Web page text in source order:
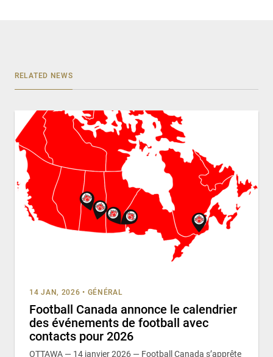
RELATED NEWS
14 JAN, 2026 • GÉNÉRAL
Football Canada annonce le calendrier
des événements de football avec
contacts pour 2026
OTTAWA — 14 janvier 2026 — Football Canada s’apprête